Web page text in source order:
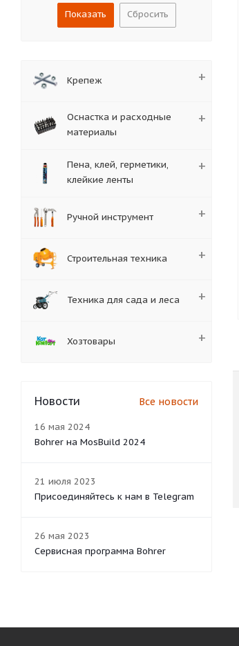
Сбросить
Крепеж
Оснастка и расходные
материалы
Пена, клей, герметики,
клейкие ленты
Ручной инструмент
Строительная техника
Техника для сада и леса
Хозтовары
Новости Все новости
16 мая 2024
Bohrer на MosBuild 2024
21 июля 2023
Присоединяйтесь к нам в Telegram
26 мая 2023
Сервисная программа Bohrer